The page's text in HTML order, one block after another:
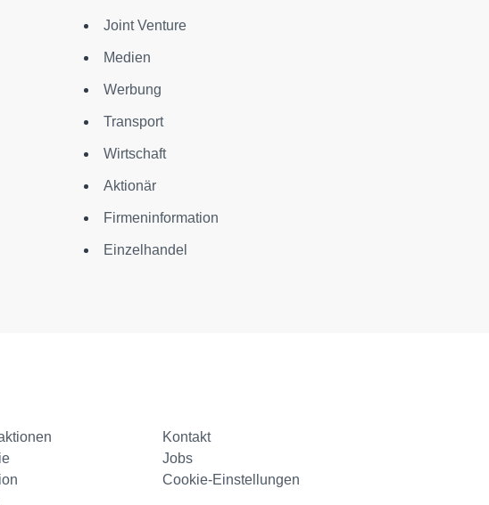
Joint Venture
Medien
Werbung
Transport
Wirtschaft
Aktionär
Firmeninformation
Einzelhandel
Kontakt
Jobs
Cookie-Einstellungen